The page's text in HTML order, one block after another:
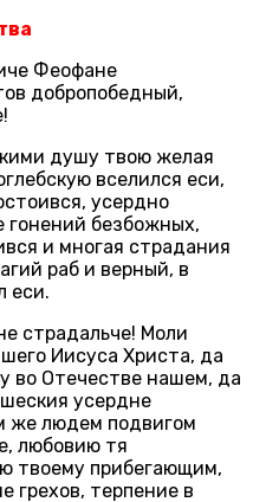
Феофане
добропобедный,
душу твою желая
вселился еси,
усердно
гонений безбожных,
и многая страдания
раб и верный, в
еси.
страдальче! Моли
Иисуса Христа, да
во Отечестве нашем, да
усердне
же людем подвигом
любовию тя
твоему прибегающим,
грехов, терпение в